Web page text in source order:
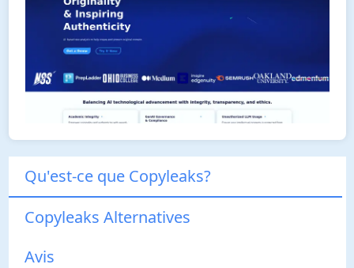
Qu'est-ce que Copyleaks?
Copyleaks Alternatives
Avis